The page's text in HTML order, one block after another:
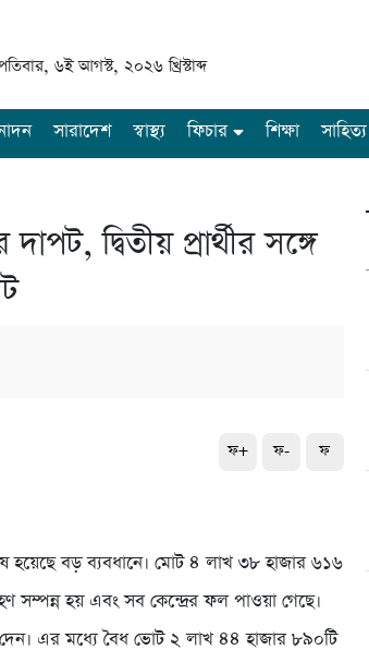
৬ই আগস্ট, ২০২৬ খ্রিস্টাব্দ
সারাদেশ স্বাস্থ্য ফিচার শিক্ষা সাহিত্য
দ্বিতীয় প্রার্থীর সঙ্গে
ফ+ ফ- ফ
হয়েছে বড় ব্যবধানে। মোট ৪ লাখ ৩৮ হাজার ৬১৬
সম্পন্ন হয় এবং সব কেন্দ্রের ফল পাওয়া গেছে।
এর মধ্যে বৈধ ভোট ২ লাখ ৪৪ হাজার ৮৯০টি